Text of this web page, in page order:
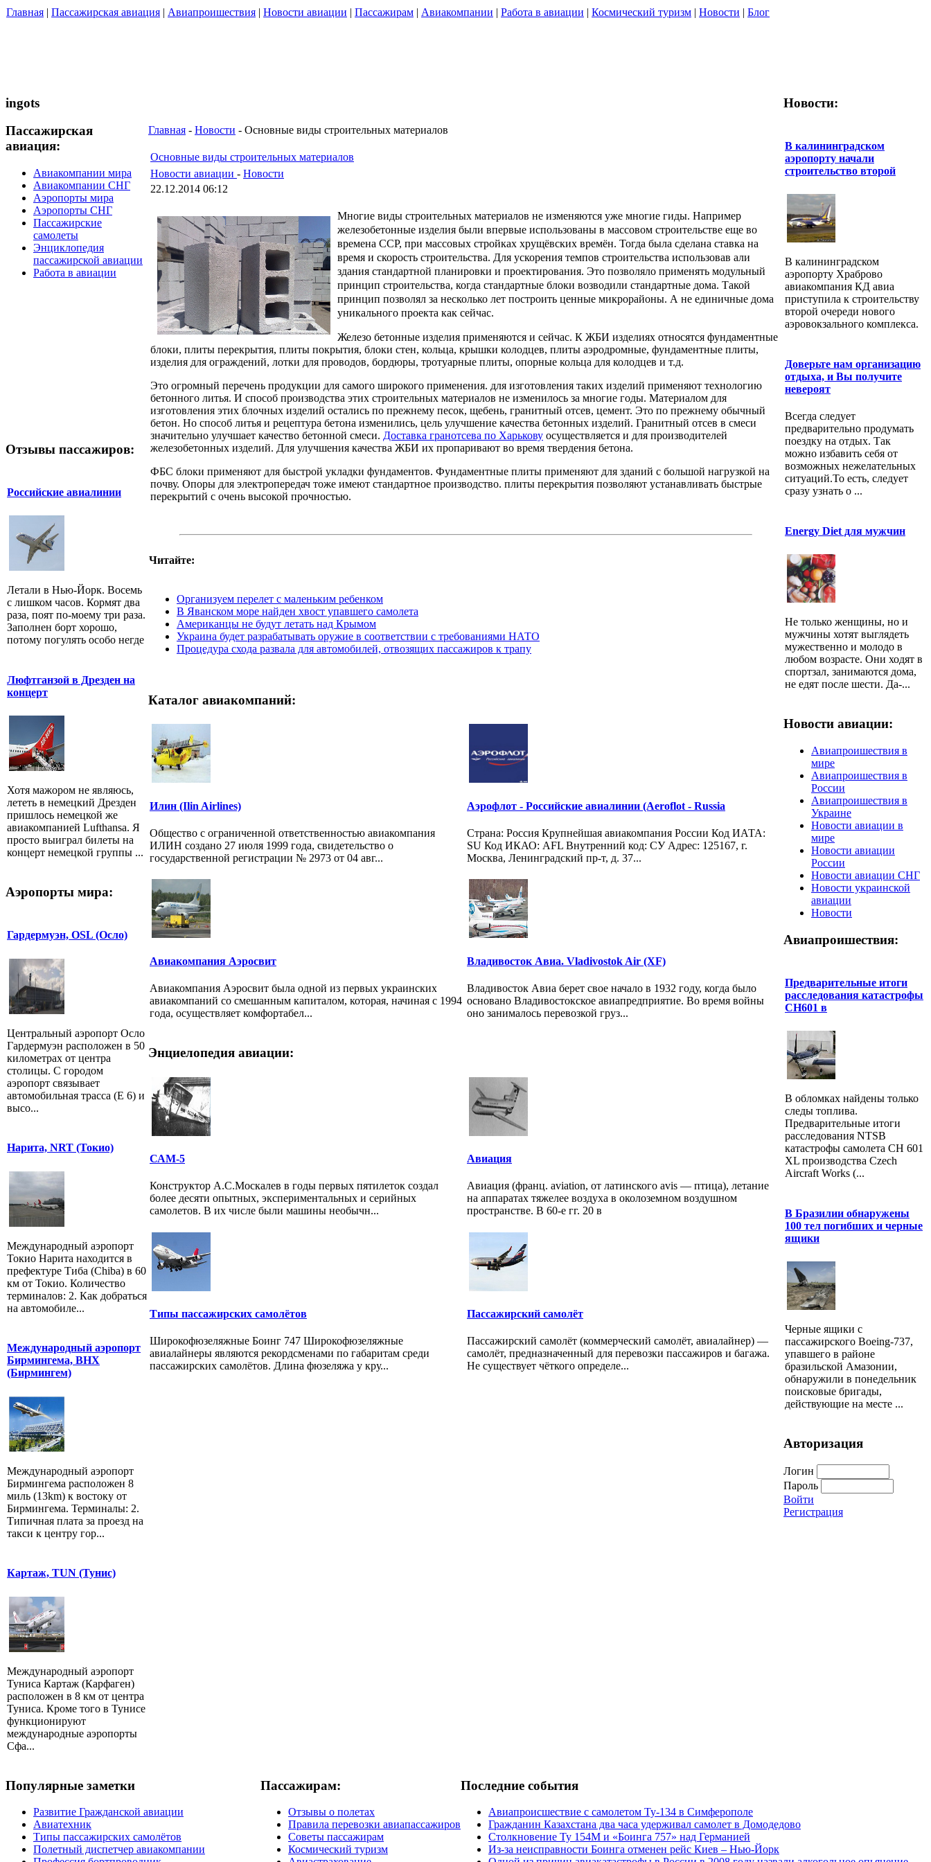
Главная | Пассажирская авиация | Авиапроишествия | Новости авиации | Пассажирам | Авиакомпании | Работа в авиации | Космический туризм | Новости | Блог
ingots
Пассажирская
авиация:
Авиакомпании мира
Авиакомпании СНГ
Аэропорты мира
Аэропорты СНГ
Пассажирские
самолеты
Энциклопедия
пассажирской авиации
Работа в авиации
Отзывы пассажиров:
Российские авиалинии
Летали в Нью-Йорк. Восемь
с лишком часов. Кормят два
раза, поят по-моему три раза.
Заполнен борт хорошо,
потому погулять особо негде
Люфтганзой в Дрезден на
концерт
Хотя мажором не являюсь,
лететь в немецкий Дрезден
пришлось немецкой же
авиакомпанией Lufthansa. Я
просто выиграл билеты на
концерт немецкой группы ...
Аэропорты мира:
Гардермуэн, OSL (Осло)
Центральный аэропорт Осло
Гардермуэн расположен в 50
километрах от центра
столицы. С городом
аэропорт связывает
автомобильная трасса (E 6) и
высо...
Нарита, NRT (Токио)
Международный аэропорт
Токио Нарита находится в
префектуре Тиба (Chiba) в 60
км от Токио. Количество
терминалов: 2. Как добраться
на автомобиле...
Международный аэропорт
Бирмингема, BHX
(Бирмингем)
Международный аэропорт
Бирмингема расположен 8
миль (13km) к востоку от
Бирмингема. Терминалы: 2.
Типичная плата за проезд на
такси к центру гор...
Картаж, TUN (Тунис)
Международный аэропорт
Туниса Картаж (Карфаген)
расположен в 8 км от центра
Туниса. Кроме того в Тунисе
функционируют
международные аэропорты
Сфа...
Главная - Новости - Основные виды строительных материалов
Основные виды строительных материалов
Новости авиации - Новости
22.12.2014 06:12
Многие виды строительных материалов не изменяются уже многие гиды. Например
железобетонные изделия были впервые использованы в массовом строительстве еще во
времена ССР, при массовых стройках хрущёвских времён. Тогда была сделана ставка на
время и скорость строительства. Для ускорения темпов строительства использовав али
здания стандартной планировки и проектирования. Это позволяло применять модульный
принцип строительства, когда стандартные блоки возводили стандартные дома. Такой
принцип позволял за несколько лет построить ценные микрорайоны. А не единичные дома
уникального проекта как сейчас.
Железо бетонные изделия применяются и сейчас. К ЖБИ изделиях относятся фундаментные
блоки, плиты перекрытия, плиты покрытия, блоки стен, кольца, крышки колодцев, плиты аэродромные, фундаментные плиты,
изделия для ограждений, лотки для проводов, бордюры, тротуарные плиты, опорные кольца для колодцев и т.д.
Это огромный перечень продукции для самого широкого применения. для изготовления таких изделий применяют технологию
бетонного литья. И способ производства этих строительных материалов не изменилось за многие годы. Материалом для
изготовления этих блочных изделий остались по прежнему песок, щебень, гранитный отсев, цемент. Это по прежнему обычный
бетон. Но способ литья и рецептура бетона изменились, цель улучшение качества бетонных изделий. Гранитный отсев в смеси
значительно улучшает качество бетонной смеси. Доставка гранотсева по Харькову осуществляется и для производителей
железобетонных изделий. Для улучшения качества ЖБИ их пропаривают во время твердения бетона.
ФБС блоки применяют для быстрой укладки фундаментов. Фундаментные плиты применяют для зданий с большой нагрузкой на
почву. Опоры для электропередач тоже имеют стандартное производство. плиты перекрытия позволяют устанавливать быстрые
перекрытий с очень высокой прочностью.
Читайте:
Организуем перелет с маленьким ребенком
В Яванском море найден хвост упавшего самолета
Американцы не будут летать над Крымом
Украина будет разрабатывать оружие в соответствии с требованиями НАТО
Процедура схода развала для автомобилей, отвозящих пассажиров к трапу
Каталог авиакомпаний:
Илин (Ilin Airlines)
Общество с ограниченной ответственностью авиакомпания
ИЛИН создано 27 июля 1999 года, свидетельство о
государственной регистрации № 2973 от 04 авг...
Аэрофлот - Российские авиалинии (Aeroflot - Russia
Страна: Россия Крупнейшая авиакомпания России Код ИАТА:
SU Код ИКАО: AFL Внутренний код: СУ Адрес: 125167, г.
Москва, Ленинградский пр-т, д. 37...
Авиакомпания Аэросвит
Авиакомпания Аэросвит была одной из первых украинских
авиакомпаний со смешанным капиталом, которая, начиная с 1994
года, осуществляет комфортабел...
Владивосток Авиа. Vladivostok Air (XF)
Владивосток Авиа берет свое начало в 1932 году, когда было
основано Владивостокское авиапредприятие. Во время войны
оно занималось перевозкой груз...
Энциелопедия авиации:
САМ-5
Конструктор А.С.Москалев в годы первых пятилеток создал
более десяти опытных, экспериментальных и серийных
самолетов. В их числе были машины необычн...
Авиация
Авиация (франц. aviation, от латинского avis — птица), летание
на аппаратах тяжелее воздуха в околоземном воздушном
пространстве. В 60-е гг. 20 в
Типы пассажирских самолётов
Широкофюзеляжные Боинг 747 Широкофюзеляжные
авиалайнеры являются рекордсменами по габаритам среди
пассажирских самолётов. Длина фюзеляжа у кру...
Пассажирский самолёт
Пассажирский самолёт (коммерческий самолёт, авиалайнер) —
самолёт, предназначенный для перевозки пассажиров и багажа.
Не существует чёткого определе...
Новости:
В калининградском
аэропорту начали
строительство второй
В калининградском
аэропорту Храброво
авиакомпания КД авиа
приступила к строительству
второй очереди нового
аэровокзального комплекса.
Доверьте нам организацию
отдыха, и Вы получите
невероят
Всегда следует
предварительно продумать
поездку на отдых. Так
можно избавить себя от
возможных нежелательных
ситуаций.То есть, следует
сразу узнать о ...
Energy Diet для мужчин
Не только женщины, но и
мужчины хотят выглядеть
мужественно и молодо в
любом возрасте. Они ходят в
спортзал, занимаются дома,
не едят после шести. Да-...
Новости авиации:
Авиапроишествия в
мире
Авиапроишествия в
России
Авиапроишествия в
Украине
Новости авиации в
мире
Новости авиации
России
Новости авиации СНГ
Новости украинской
авиации
Новости
Авиапроишествия:
Предварительные итоги
расследования катастрофы
CH601 в
В обломках найдены только
следы топлива.
Предварительные итоги
расследования NTSB
катастрофы самолета CH 601
XL производства Czech
Aircraft Works (...
В Бразилии обнаружены
100 тел погибших и черные
ящики
Черные ящики с
пассажирского Boeing-737,
упавшего в районе
бразильской Амазонии,
обнаружили в понедельник
поисковые бригады,
действующие на месте ...
Авторизация
Логин
Пароль
Войти
Регистрация
Популярные заметки
Развитие Гражданской авиации
Авиатехник
Типы пассажирских самолётов
Полетный диспетчер авиакомпании
Пассажирам:
Отзывы о полетах
Правила перевозки авиапассажиров
Советы пассажирам
Космический туризм
Последние события
Авиапроисшествие с самолетом Ту-134 в Симферополе
Гражданин Казахстана два часа удерживал самолет в Домодедово
Столкновение Ту 154М и «Боинга 757» над Германией
Из-за неисправности Боинга отменен рейс Киев – Нью-Йорк